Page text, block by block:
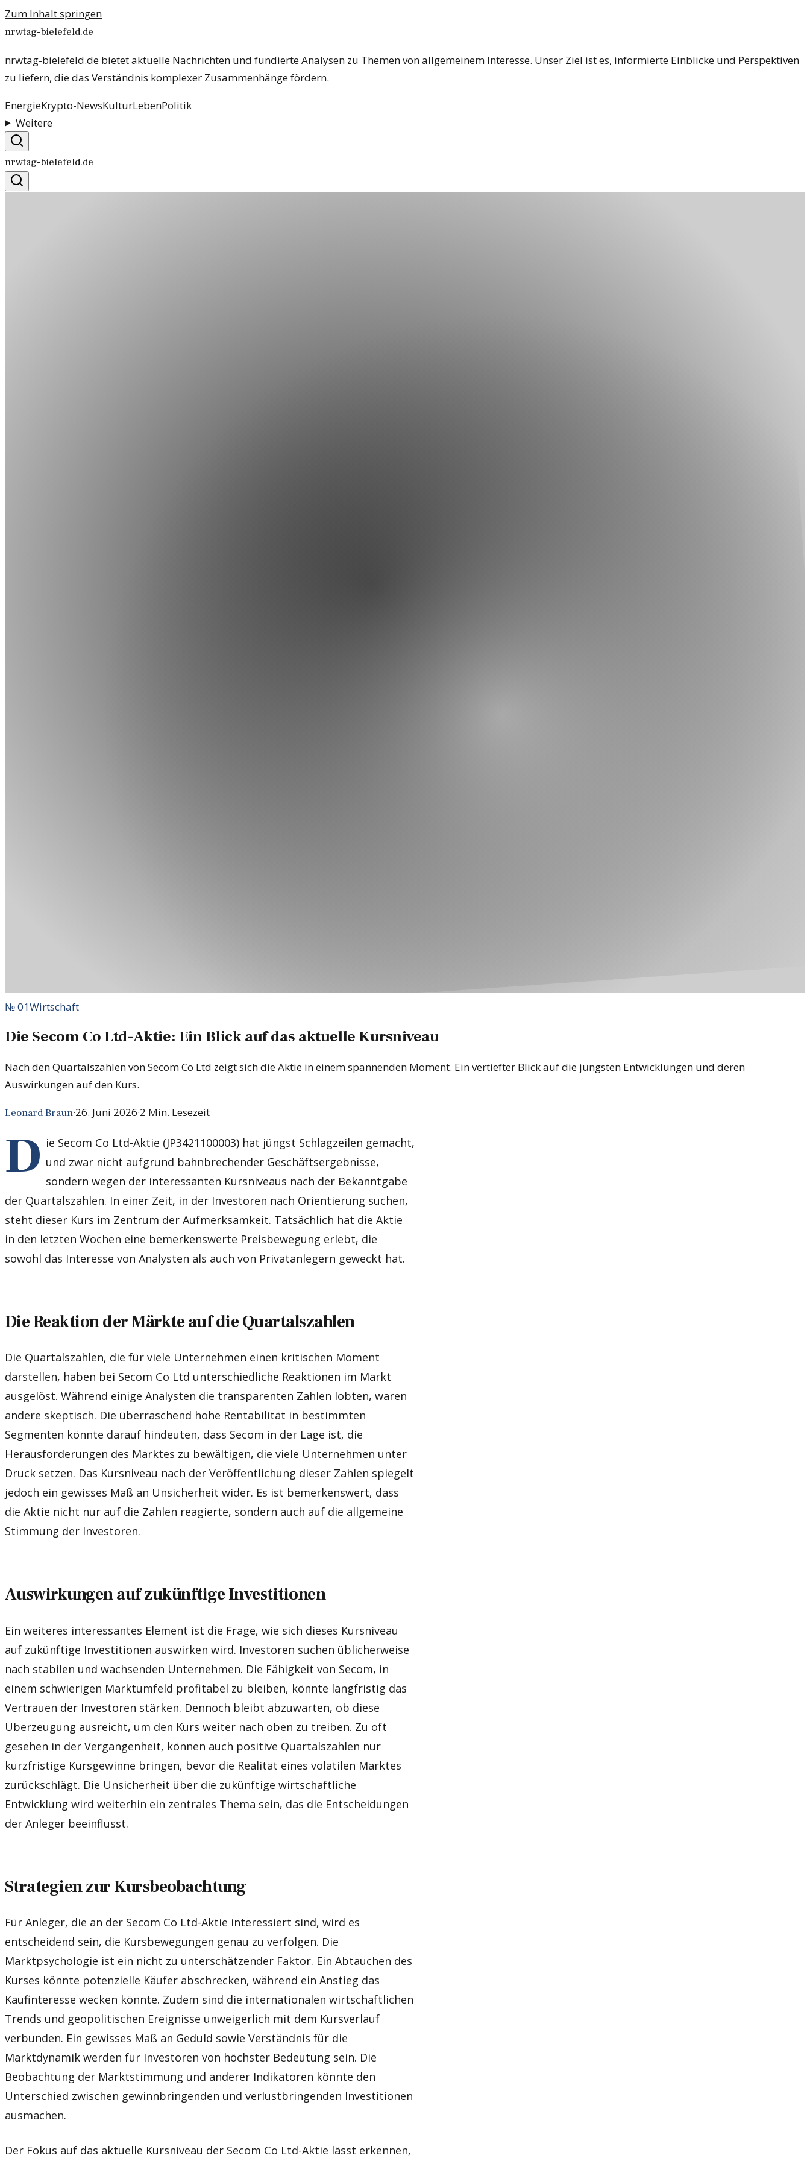
Zum Inhalt springen
nrwtag-bielefeld.de
nrwtag-bielefeld.de bietet aktuelle Nachrichten und fundierte Analysen zu Themen von allgemeinem Interesse. Unser Ziel ist es, informierte Einblicke und Perspektiven
zu liefern, die das Verständnis komplexer Zusammenhänge fördern.
EnergieKrypto-NewsKulturLebenPolitik
Weitere
nrwtag-bielefeld.de
№01Wirtschaft
Die Secom Co Ltd-Aktie: Ein Blick auf das aktuelle Kursniveau
Nach den Quartalszahlen von Secom Co Ltd zeigt sich die Aktie in einem spannenden Moment. Ein vertiefter Blick auf die jüngsten Entwicklungen und deren
Auswirkungen auf den Kurs.
Leonard Braun·26. Juni 2026·2 Min. Lesezeit
D ie Secom Co Ltd-Aktie (JP3421100003) hat jüngst Schlagzeilen gemacht,
und zwar nicht aufgrund bahnbrechender Geschäftsergebnisse,
sondern wegen der interessanten Kursniveaus nach der Bekanntgabe
der Quartalszahlen. In einer Zeit, in der Investoren nach Orientierung suchen,
steht dieser Kurs im Zentrum der Aufmerksamkeit. Tatsächlich hat die Aktie
in den letzten Wochen eine bemerkenswerte Preisbewegung erlebt, die
sowohl das Interesse von Analysten als auch von Privatanlegern geweckt hat.
Die Reaktion der Märkte auf die Quartalszahlen
Die Quartalszahlen, die für viele Unternehmen einen kritischen Moment
darstellen, haben bei Secom Co Ltd unterschiedliche Reaktionen im Markt
ausgelöst. Während einige Analysten die transparenten Zahlen lobten, waren
andere skeptisch. Die überraschend hohe Rentabilität in bestimmten
Segmenten könnte darauf hindeuten, dass Secom in der Lage ist, die
Herausforderungen des Marktes zu bewältigen, die viele Unternehmen unter
Druck setzen. Das Kursniveau nach der Veröffentlichung dieser Zahlen spiegelt
jedoch ein gewisses Maß an Unsicherheit wider. Es ist bemerkenswert, dass
die Aktie nicht nur auf die Zahlen reagierte, sondern auch auf die allgemeine
Stimmung der Investoren.
Auswirkungen auf zukünftige Investitionen
Ein weiteres interessantes Element ist die Frage, wie sich dieses Kursniveau
auf zukünftige Investitionen auswirken wird. Investoren suchen üblicherweise
nach stabilen und wachsenden Unternehmen. Die Fähigkeit von Secom, in
einem schwierigen Marktumfeld profitabel zu bleiben, könnte langfristig das
Vertrauen der Investoren stärken. Dennoch bleibt abzuwarten, ob diese
Überzeugung ausreicht, um den Kurs weiter nach oben zu treiben. Zu oft
gesehen in der Vergangenheit, können auch positive Quartalszahlen nur
kurzfristige Kursgewinne bringen, bevor die Realität eines volatilen Marktes
zurückschlägt. Die Unsicherheit über die zukünftige wirtschaftliche
Entwicklung wird weiterhin ein zentrales Thema sein, das die Entscheidungen
der Anleger beeinflusst.
Strategien zur Kursbeobachtung
Für Anleger, die an der Secom Co Ltd-Aktie interessiert sind, wird es
entscheidend sein, die Kursbewegungen genau zu verfolgen. Die
Marktpsychologie ist ein nicht zu unterschätzender Faktor. Ein Abtauchen des
Kurses könnte potenzielle Käufer abschrecken, während ein Anstieg das
Kaufinteresse wecken könnte. Zudem sind die internationalen wirtschaftlichen
Trends und geopolitischen Ereignisse unweigerlich mit dem Kursverlauf
verbunden. Ein gewisses Maß an Geduld sowie Verständnis für die
Marktdynamik werden für Investoren von höchster Bedeutung sein. Die
Beobachtung der Marktstimmung und anderer Indikatoren könnte den
Unterschied zwischen gewinnbringenden und verlustbringenden Investitionen
ausmachen.
Der Fokus auf das aktuelle Kursniveau der Secom Co Ltd-Aktie lässt erkennen,